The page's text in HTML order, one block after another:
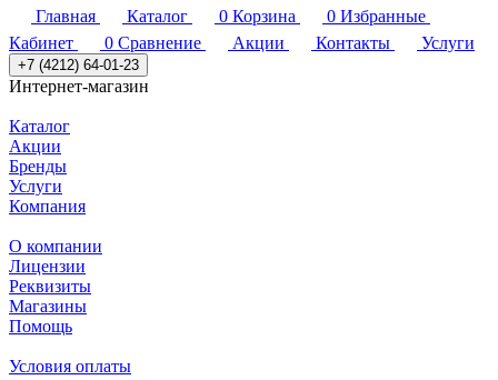
Главная
Каталог 0 Корзина 0 Избранные
Кабинет
0 Сравнение Акции Контакты Услуги
+7 (4212) 64-01-23
Интернет-магазин
Каталог
Акции
Бренды
Услуги
Компания
О компании
Лицензии
Реквизиты
Магазины
Помощь
Условия оплаты